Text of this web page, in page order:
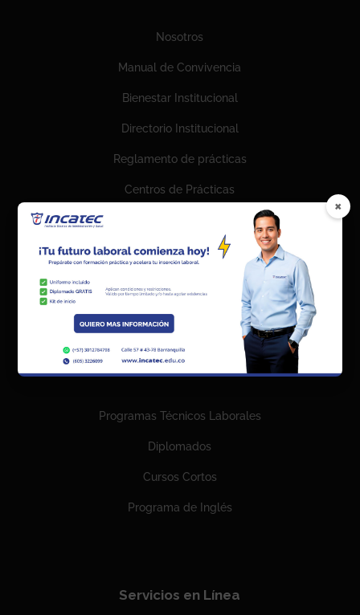
Nosotros
Manual de Convivencia
Bienestar Institucional
Directorio Institucional
Reglamento de prácticas
Centros de Prácticas
Preguntas Frecuentes
Política de Tratamiento Datos Personales
Términos y condiciones
Oferta Educativa
Programas Técnicos Laborales
Diplomados
Cursos Cortos
Programa de Inglés
Servicios en Línea
×